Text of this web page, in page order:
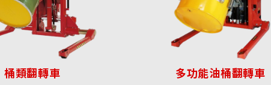
桶類翻轉車 多功能油桶翻轉車